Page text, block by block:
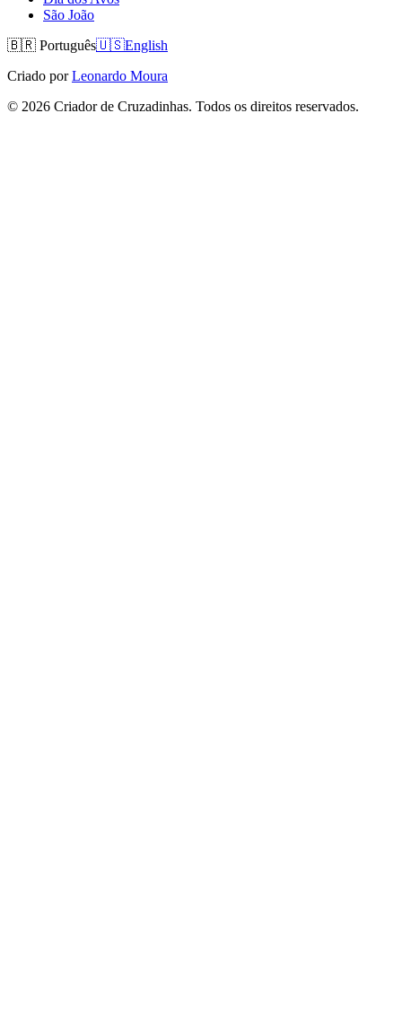
São João
🇧🇷 Português🇺🇸English
Criado por Leonardo Moura
© 2026 Criador de Cruzadinhas. Todos os direitos reservados.